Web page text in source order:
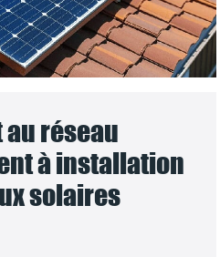
réseau
à installation
solaires